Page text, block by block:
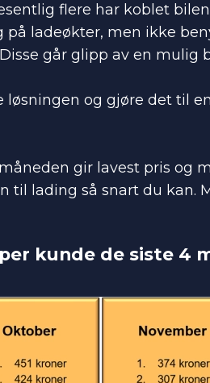
flere har koblet
på ladeøkter, men ikke
går glipp av en mulig
løsningen og gjøre det til
gir lavest pris og
til lading så snart du kan.
kunde de siste 4